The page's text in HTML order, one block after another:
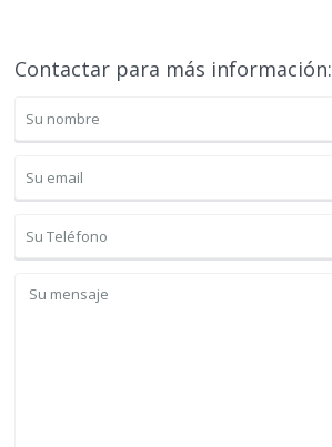
Contactar para más información: